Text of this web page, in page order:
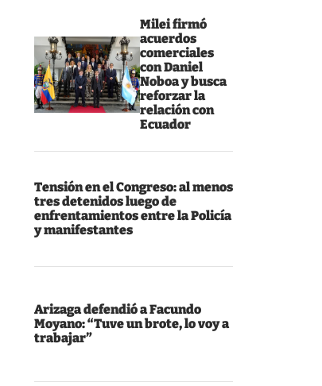
Milei firmó
acuerdos
comerciales
con Daniel
Noboa y busca
reforzar la
relación con
Ecuador
Tensión en el Congreso: al menos
tres detenidos luego de
enfrentamientos entre la Policía
y manifestantes
Arizaga defendió a Facundo
Moyano: “Tuve un brote, lo voy a
trabajar”